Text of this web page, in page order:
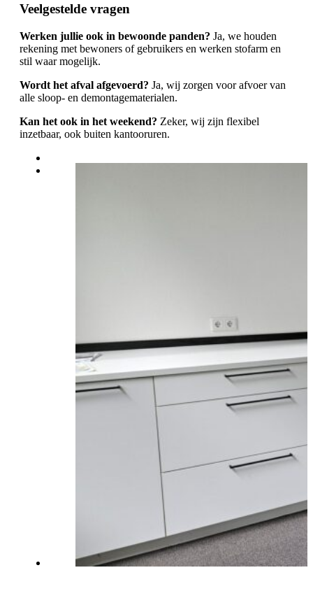
Veelgestelde vragen
Werken jullie ook in bewoonde panden? Ja, we houden
rekening met bewoners of gebruikers en werken stofarm en
stil waar mogelijk.
Wordt het afval afgevoerd? Ja, wij zorgen voor afvoer van
alle sloop- en demontagematerialen.
Kan het ook in het weekend? Zeker, wij zijn flexibel
inzetbaar, ook buiten kantooruren.